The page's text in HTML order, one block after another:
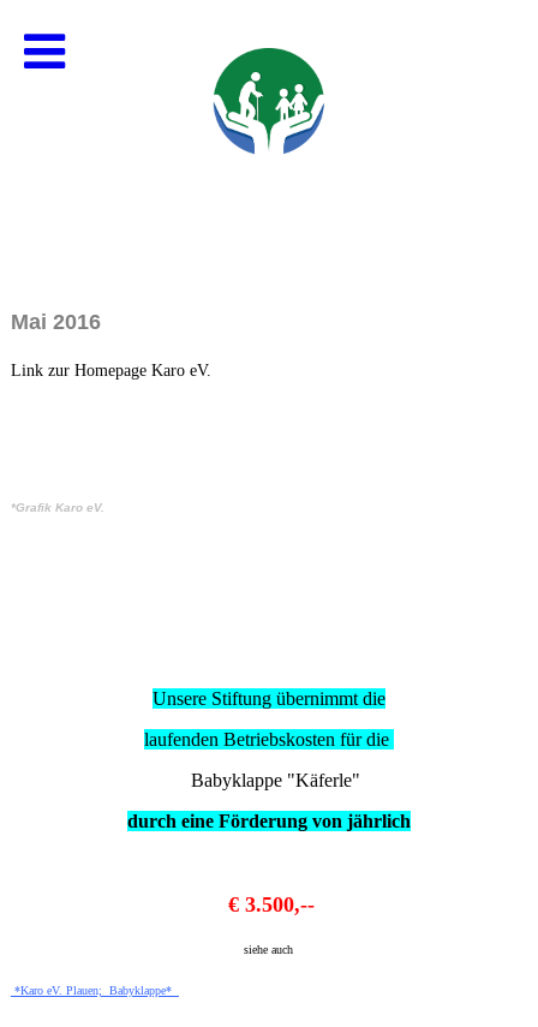
Mai 2016
Link zur Homepage Karo eV.
*Grafik Karo eV.
Unsere Stiftung übernimmt die
laufenden Betriebskosten für die
Babyklappe "Käferle"
durch eine Förderung von jährlich
€ 3.500,--
siehe auch
*Karo eV. Plauen; Babyklappe*